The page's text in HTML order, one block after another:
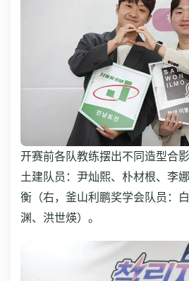
开赛前各队教练摆出不同造型合
土建队员：尹灿熙、朴材根、李
衡（右，釜山利鹏奖学会队员：
渊、洪世煐）。